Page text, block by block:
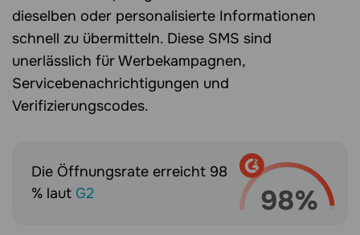
dieselben oder personalisierte Informationen
schnell zu übermitteln. Diese SMS sind
unerlässlich für Werbekampagnen,
Servicebenachrichtigungen und
Verifizierungscodes.
Die Öffnungsrate erreicht 98
% laut G2